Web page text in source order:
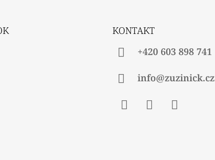
KONTAKT
+420 603 898 741
info@zuzinick.cz